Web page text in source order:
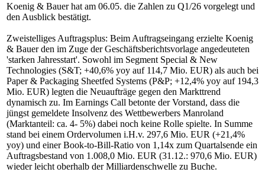
Koenig & Bauer hat am 06.05. die Zahlen zu Q1/26 vorgelegt und
den Ausblick bestätigt.
Zweistelliges Auftragsplus: Beim Auftragseingang erzielte Koenig
& Bauer den im Zuge der Geschäftsberichtsvorlage angedeuteten
'starken Jahresstart'. Sowohl im Segment Special & New
Technologies (S&T; +40,6% yoy auf 114,7 Mio. EUR) als auch bei
Paper & Packaging Sheetfed Systems (P&P; +12,4% yoy auf 194,3
Mio. EUR) legten die Neuaufträge gegen den Markttrend
dynamisch zu. Im Earnings Call betonte der Vorstand, dass die
jüngst gemeldete Insolvenz des Wettbewerbers Manroland
(Marktanteil: ca. 4- 5%) dabei noch keine Rolle spielte. In Summe
stand bei einem Ordervolumen i.H.v. 297,6 Mio. EUR (+21,4%
yoy) und einer Book-to-Bill-Ratio von 1,14x zum Quartalsende ein
Auftragsbestand von 1.008,0 Mio. EUR (31.12.: 970,6 Mio. EUR)
wieder leicht oberhalb der Milliardenschwelle zu Buche.